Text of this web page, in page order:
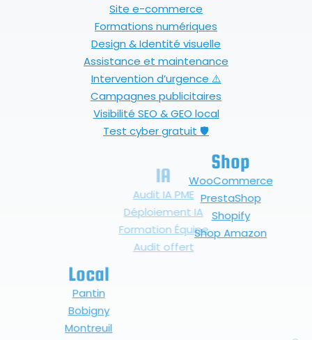
Site e-commerce
Formations numériques
Design & Identité visuelle
Assistance et maintenance
Intervention d’urgence ⚠️
Campagnes publicitaires
Visibilité SEO & GEO local
Test cyber gratuit 🛡
Formation Équipe
Shop
WooCommerce
PrestaShop
Shopify
Shop Amazon
Pantin
Bobigny
Montreuil
Aubervilliers